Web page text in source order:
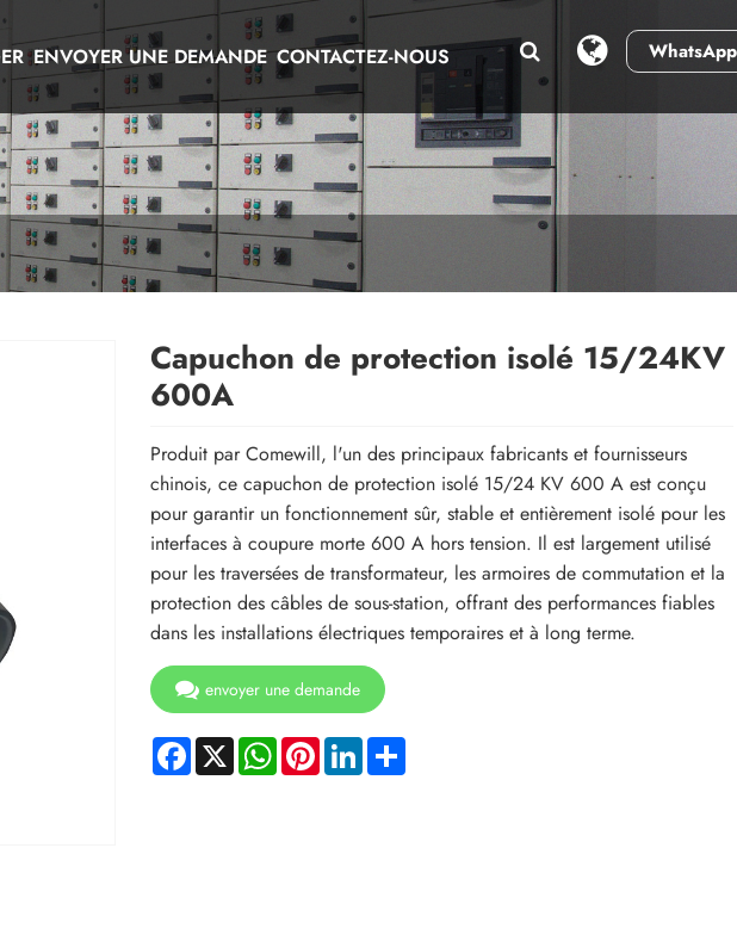
WhatsApp
ENVOYER UNE DEMANDE CONTACTEZ-NOUS
Capuchon de protection isolé 15/24KV
600A
Produit par Comewill, l'un des principaux fabricants et fournisseurs
chinois, ce capuchon de protection isolé 15/24 KV 600 A est conçu
pour garantir un fonctionnement sûr, stable et entièrement isolé pour les
interfaces à coupure morte 600 A hors tension. Il est largement utilisé
pour les traversées de transformateur, les armoires de commutation et la
protection des câbles de sous-station, offrant des performances fiables
dans les installations électriques temporaires et à long terme.
envoyer une demande
Facebook
X WhatsApp
PinterestLinkedInShare